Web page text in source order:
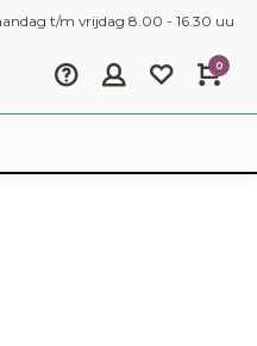
t/m vrijdag 8.00 - 16.30 uur
0